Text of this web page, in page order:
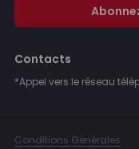
Contacts
*Appel vers le réseau
Conditions Générales